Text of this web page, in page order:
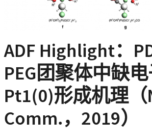
ADF Highlight：
PEG团聚体中缺
Pt1(0)形成机理
Comm.，2019）